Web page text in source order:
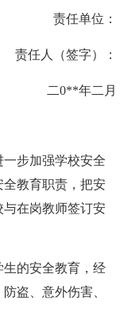
责任单位：
任人（签字）：
二0**年二月
步加强学校安全
教育职责，把安
在岗教师签订安
的安全教育，经
盗、意外伤害、